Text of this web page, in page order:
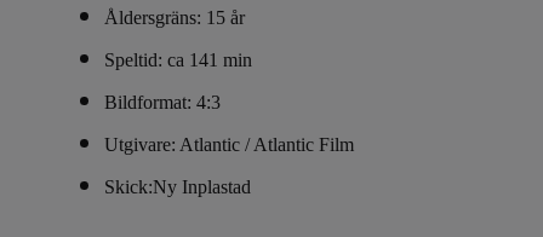
Åldersgräns: 15 år
Speltid: ca 141 min
Bildformat: 4:3
Utgivare: Atlantic / Atlantic Film
Skick:Ny Inplastad